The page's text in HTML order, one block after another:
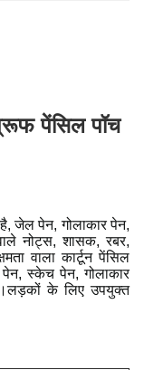
पेंसिल पॉच
है, जेल पेन, गोलाकार पेन,
नोट्स, शासक, रबर,
वाला कार्टून पेंसिल
स्केच पेन, गोलाकार
के लिए उपयुक्त